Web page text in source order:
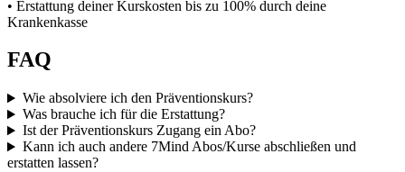
• Erstattung deiner Kurskosten bis zu 100% durch deine
Krankenkasse
FAQ
Wie absolviere ich den Präventionskurs?
Was brauche ich für die Erstattung?
Ist der Präventionskurs Zugang ein Abo?
Kann ich auch andere 7Mind Abos/Kurse abschließen und
erstatten lassen?